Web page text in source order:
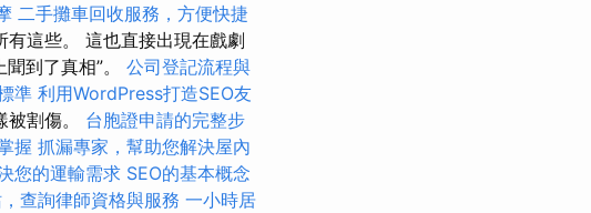
二手攤車回收服務，方便快捷
這些。 這也直接出現在戲劇
到了真相”。 公司登記流程與
準 利用WordPress打造SEO友
割傷。 台胞證申請的完整步
握 抓漏專家，幫助您解決屋內
您的運輸需求 SEO的基本概念
查詢律師資格與服務 一小時居